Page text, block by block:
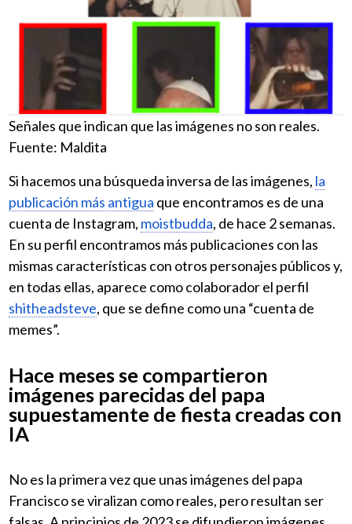
Señales que indican que las imágenes no son reales.
Fuente: Maldita
Si hacemos una búsqueda inversa de las imágenes, la
publicación más antigua que encontramos es de una
cuenta de Instagram, moistbudda, de hace 2 semanas.
En su perfil encontramos más publicaciones con las
mismas características con otros personajes públicos y,
en todas ellas, aparece como colaborador el perfil
shitheadsteve, que se define como una “cuenta de
memes”.
Hace meses se compartieron
imágenes parecidas del papa
supuestamente de fiesta creadas con
IA
No es la primera vez que unas imágenes del papa
Francisco se viralizan como reales, pero resultan ser